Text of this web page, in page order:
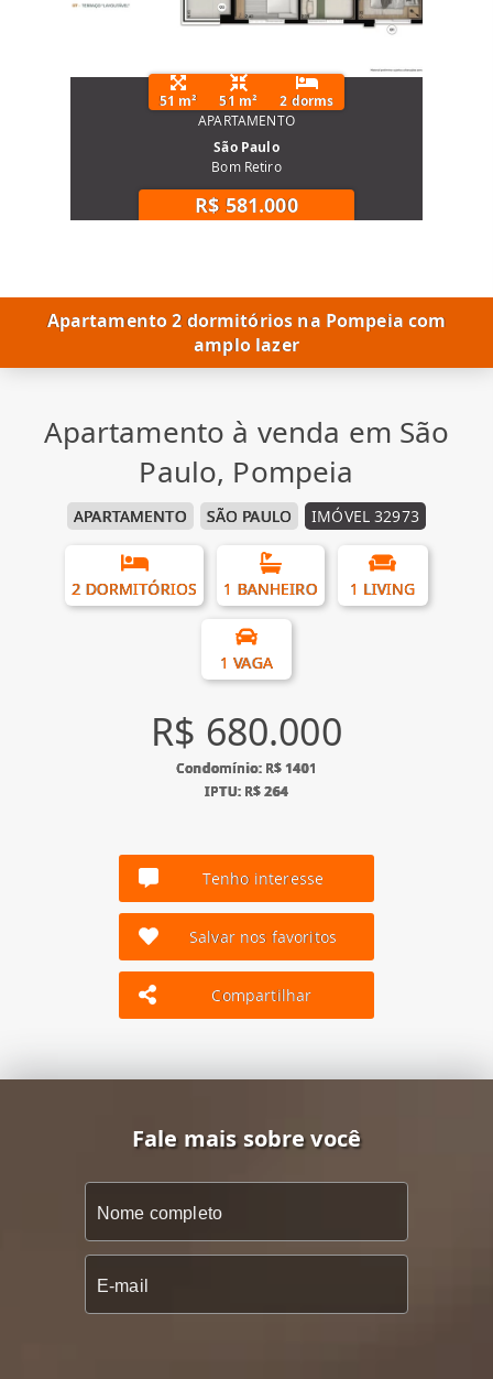
51 m² 51 m²
2 dorms
APARTAMENTO
São Paulo
Bom Retiro
R$ 581.000
Apartamento 2 dormitórios na Pompeia com
amplo lazer
Apartamento à venda em São
Paulo, Pompeia
APARTAMENTO SÃO PAULO IMÓVEL 32973
2 DORMITÓRIOS 1 BANHEIRO 1 LIVING
1 VAGA
R$ 680.000
Condomínio: R$ 1401
IPTU: R$ 264
Tenho interesse
Salvar nos favoritos
Compartilhar
Fale mais sobre você